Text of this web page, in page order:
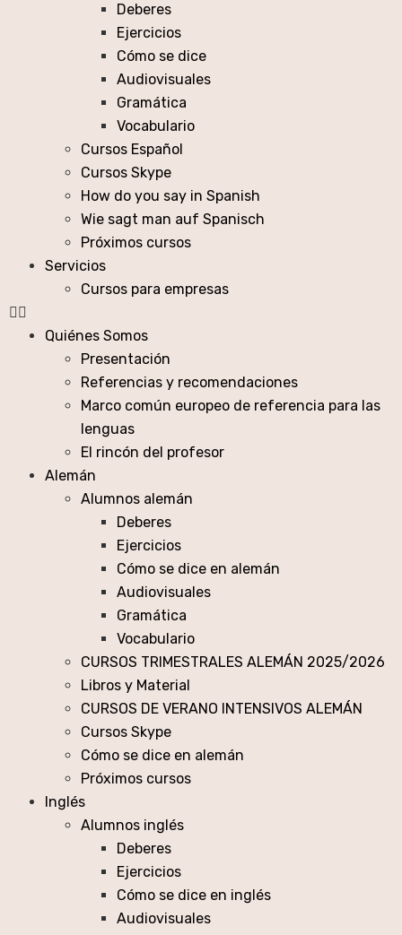
Deberes
Ejercicios
Cómo se dice
Audiovisuales
Gramática
Vocabulario
Cursos Español
Cursos Skype
How do you say in Spanish
Wie sagt man auf Spanisch
Próximos cursos
Servicios
Cursos para empresas
Quiénes Somos
Presentación
Referencias y recomendaciones
Marco común europeo de referencia para las
lenguas
El rincón del profesor
Alemán
Alumnos alemán
Deberes
Ejercicios
Cómo se dice en alemán
Audiovisuales
Gramática
Vocabulario
CURSOS TRIMESTRALES ALEMÁN 2025/2026
Libros y Material
CURSOS DE VERANO INTENSIVOS ALEMÁN
Cursos Skype
Cómo se dice en alemán
Próximos cursos
Inglés
Alumnos inglés
Deberes
Ejercicios
Cómo se dice en inglés
Audiovisuales